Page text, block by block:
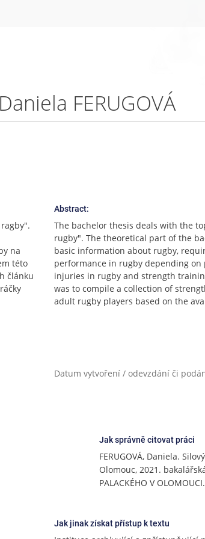
FERUGOVÁ
na
této
článku
Abstract:
The bachelor thesis deals with the
rugby". The theoretical part of the
basic information about rugby,
performance in rugby depending on
injuries in rugby and strength
was to compile a collection of
adult rugby players based on the
Datum vytvoření / odevzdání či
Jak správně citovat práci
FERUGOVÁ, Daniela.
Olomouc, 2021.
PALACKÉHO V
Jak jinak získat přístup k textu